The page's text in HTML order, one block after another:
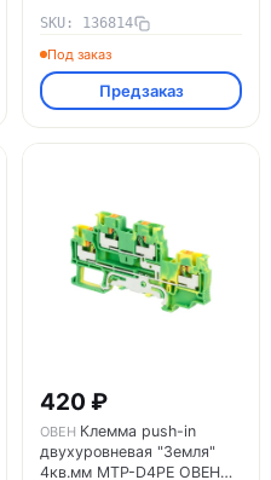
SKU: 136814
Под заказ
Предзаказ
420 ₽
ОВЕН Клемма push-in
двухуровневая "Земля"
4кв.мм MTP-D4PE ОВЕН